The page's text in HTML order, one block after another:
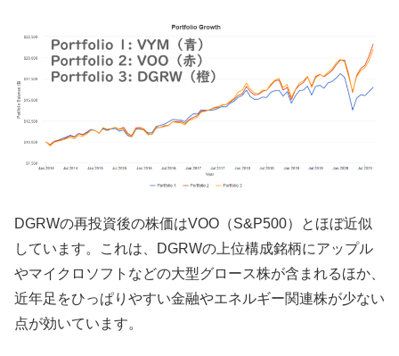
DGRWの再投資後の株価はVOO（S&P500）とほぼ近似
しています。これは、DGRWの上位構成銘柄にアップル
やマイクロソフトなどの大型グロース株が含まれるほか、
近年足をひっぱりやすい金融やエネルギー関連株が少ない
点が効いています。